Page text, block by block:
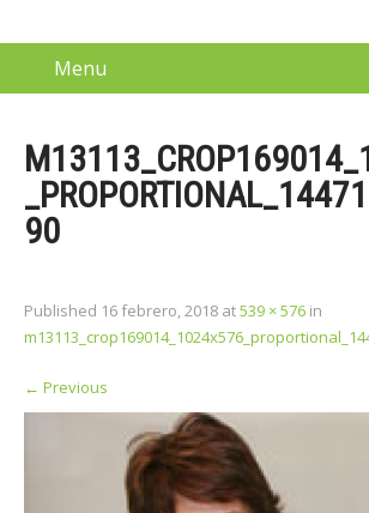
Menu
90
Published 16 febrero, 2018 at539 × 576 in
← Previous